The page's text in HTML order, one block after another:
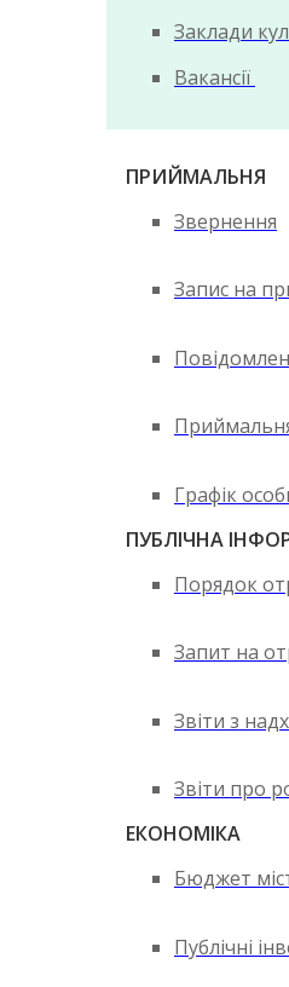
Заклади
Вакансії
ПРИЙМАЛЬНЯ
Звернення
Запис на
Графік
ПУБЛІЧНА
Порядок
Запит на
Звіти з
Звіти про
ЕКОНОМІКА
Бюджет
Публічні